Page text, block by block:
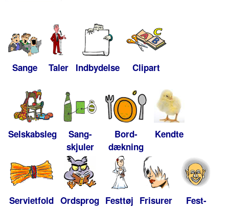
Sange Taler Indbydelse Clipart
Selskabsleg
Sang-
skjuler
Bord-
dækning
Kendte
Servietfold Ordsprog Festtøj Frisurer
Fest-